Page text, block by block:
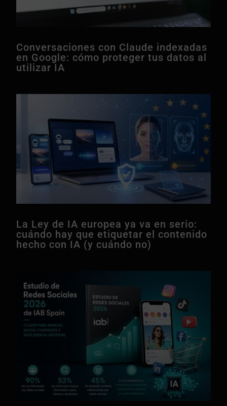
Conversaciones con Claude indexadas
en Google: cómo proteger tus datos al
utilizar IA
La Ley de IA europea ya va en serio:
cuándo hay que etiquetar el contenido
hecho con IA (y cuándo no)